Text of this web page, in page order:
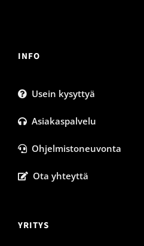
INFO
Usein kysyttyä
Asiakaspalvelu
Ohjelmistoneuvonta
Ota yhteyttä
YRITYS